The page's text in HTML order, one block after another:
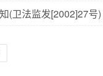
(卫法监发[2002]27号)